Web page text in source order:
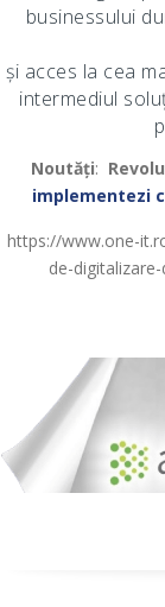
businessului
și acces la cea
intermediul
Noutăți:
implementezi
https://www.one-
de-